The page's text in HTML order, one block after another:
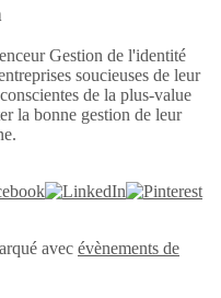
Gestion de l'identité
soucieuses de leur
de la plus-value
la bonne gestion de leur
avec évènements de